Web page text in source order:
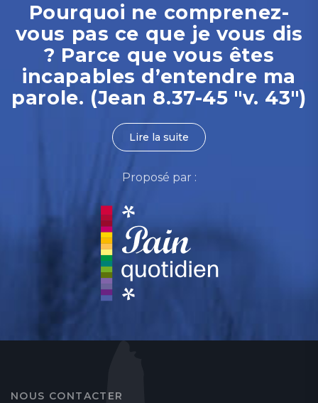
Pourquoi ne comprenez-
vous pas ce que je vous dis
? Parce que vous êtes
incapables d’entendre ma
parole. (Jean 8.37-45 "v. 43")
Lire la suite
Proposé par :
NOUS CONTACTER